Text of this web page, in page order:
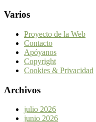
Varios
Proyecto de la Web
Contacto
Apóyanos
Copyright
Cookies & Privacidad
Archivos
julio 2026
junio 2026